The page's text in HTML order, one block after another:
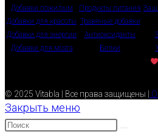
Добавки пожилым
Добавки для красоты
Добавки для энергии
Добавки для мозга
Продукты питания
Травяные добавки
Антиоксиданты
Белки
© 2025 Vitabla | Все права защищены |
Закрыть меню